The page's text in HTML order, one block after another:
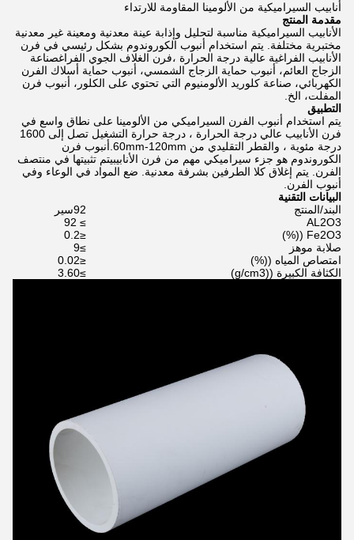
أنابيب السيراميكية من الألومينا المقاومة للارتداء
مقدمة المنتج
الأنابيب السيراميكية مناسبة لتحليل وإذابة عينة معدنية ومعينة غير معدنية
مختبرية مختلفة. يتم استخدام أنبوب الكوروندوم بشكل رئيسي في فرن
الأنابيب الفراغية عالية درجة الحرارة ،فرن الغلاف الجوي الفراغصناعة
الزجاج العائم، أنبوب حماية الزجاج الشمسي، أنبوب حماية أسلاك الفرن
الكهربائي، صناعة كلوريد الألومنيوم التي تحتوي على الكلور، أنبوب فرن
المفلت، الخ.
التطبيق
يتم استخدام أنبوب الفرن السيراميكي من الألومينا على نطاق واسع في
فرن الأنابيب عالي درجة الحرارة ، درجة حرارة التشغيل تصل إلى 1600
درجة مئوية ، والقطر التقليدي من 60mm-120mm.أنبوب فرن
الكوروندوم هو جزء سيراميكي مهم من فرن الأنابيبيتم تثبيتها في منتصف
الفرن. يتم إغلاق كلا الطرفين بشرفة معدنية. ضع المواد في الوعاء وفي
أنبوب الفرن.
البيانات التقنية
البند/المنتج
92سير
AL2O3
≥ 92
Fe2O3 ((%)
≤0.2
صلابة موهز
≥9
امتصاص المياه ((%)
≤0.02
الكثافة الكبيرة ((g/cm3)
≥3.60